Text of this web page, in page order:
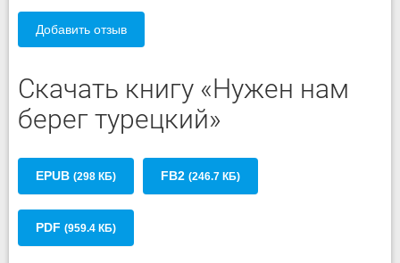
Добавить отзыв
Скачать книгу «Нужен нам
берег турецкий»
EPUB (298 КБ) FB2 (246.7 КБ)
PDF (959.4 КБ)